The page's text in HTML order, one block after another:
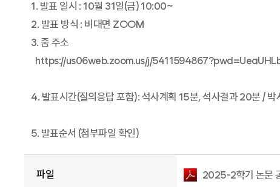
1. 발표 일시 : 10월 31일(금) 10:00~
2. 발표 방식 : 비대면 ZOOM
3. 줌 주소
https://us06web.zoom.us/j/
4. 발표시간(질의응답 포함): 석사계획 15분, 석사결과 20분 /
5. 발표순서 (첨부파일 확인)
파일 2025-2학기 논문